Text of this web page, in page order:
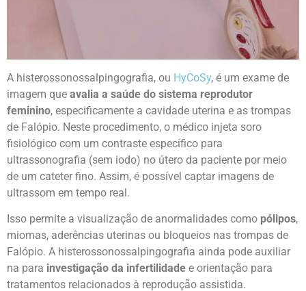
A histerossonossalpingografia, ou HyCoSy, é um exame de
imagem que avalia a saúde do sistema reprodutor
feminino, especificamente a cavidade uterina e as trompas
de Falópio. Neste procedimento, o médico injeta soro
fisiológico com um contraste específico para
ultrassonografia (sem iodo) no útero da paciente por meio
de um cateter fino. Assim, é possível captar imagens de
ultrassom em tempo real.
Isso permite a visualização de anormalidades como pólipos,
miomas, aderências uterinas ou bloqueios nas trompas de
Falópio. A histerossonossalpingografia ainda pode auxiliar
na para investigação da infertilidade e orientação para
tratamentos relacionados à reprodução assistida.